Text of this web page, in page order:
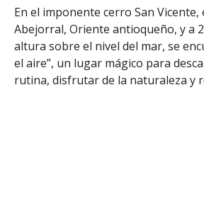
En el imponente cerro San Vicente,
Abejorral, Oriente antioqueño, y a
altura sobre el nivel del mar, se
el aire”, un lugar mágico para
rutina, disfrutar de la naturaleza y